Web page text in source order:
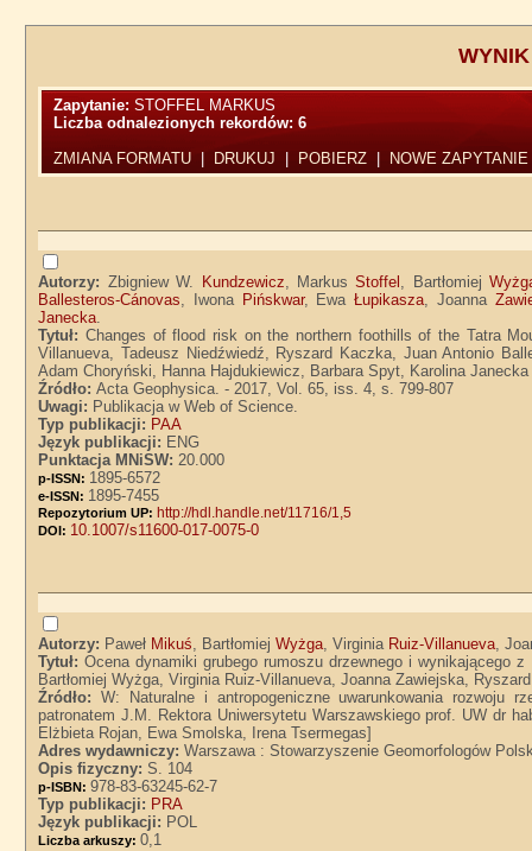
Zapytanie:STOFFEL MARKUS
Liczba odnalezionych rekordów:6
ZMIANA FORMATU
DRUKUJ POBIERZ NOWE ZAPYTANIE
Autorzy: Zbigniew W. Kundzewicz, MarkusStoffel , Bartłomiej
Ballesteros-Cánovas, Iwona Pińskwar, EwaŁupikasza, Joanna
Janecka.
Tytuł: Changes of flood risk on the northern foothills of the Tatra
Villanueva, Tadeusz Niedźwiedź, Ryszard Kaczka, Juan Antonio
Adam Choryński, Hanna Hajdukiewicz, Barbara Spyt, Karolina Janecka
Źródło:Acta Geophysica. - 2017, Vol. 65, iss. 4, s. 799-807
Uwagi: Publikacja w Web of Science.
Typ publikacji: PAA
Język publikacji: ENG
Punktacja MNiSW:20.000
p-ISSN: 1895-6572
e-ISSN: 1895-7455
Repozytorium UP: http://hdl.handle.net/11716/1,5
DOI: 10.1007/s11600-017-0075-0
Autorzy: Paweł Mikuś, BartłomiejWyżga, Virginia Ruiz-Villanueva,
Tytuł:Ocena dynamiki grubego rumoszu drzewnego i wynikającego
Bartłomiej Wyżga, Virginia Ruiz-Villanueva, Joanna Zawiejska,
Źródło:W: Naturalne i antropogeniczne uwarunkowania rozwoju
patronatem J.M. Rektora Uniwersytetu Warszawskiego prof. UW dr
Elżbieta Rojan, Ewa Smolska, Irena Tsermegas]
Adres wydawniczy:Warszawa : Stowarzyszenie Geomorfologów
Opis fizyczny:S. 104
p-ISBN:978-83-63245-62-7
Typ publikacji: PRA
Język publikacji: POL
Liczba arkuszy:0,1